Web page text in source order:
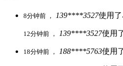
8分钟前 ， 139****3527使用了
12分钟前 ， 139****3527使用
18分钟前 ， 188****5763使用